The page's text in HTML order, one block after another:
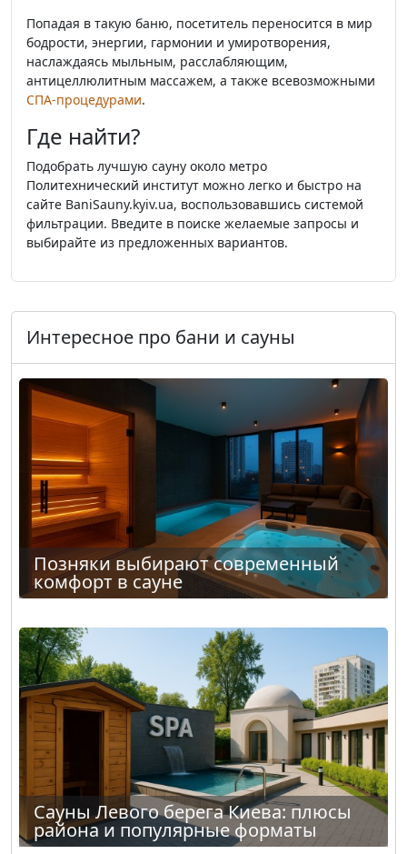
Попадая в такую баню, посетитель переносится в мир
бодрости, энергии, гармонии и умиротворения,
наслаждаясь мыльным, расслабляющим,
антицеллюлитным массажем, а также всевозможными
СПА-процедурами.
Где найти?
Подобрать лучшую сауну около метро
Политехнический институт можно легко и быстро на
сайте BaniSauny.kyiv.ua, воспользовавшись системой
фильтрации. Введите в поиске желаемые запросы и
выбирайте из предложенных вариантов.
Интересное про бани и сауны
Позняки выбирают современный
комфорт в сауне
Сауны Левого берега Киева: плюсы
района и популярные форматы